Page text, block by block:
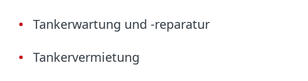
Tankerwartung und -reparatur
Tankervermietung